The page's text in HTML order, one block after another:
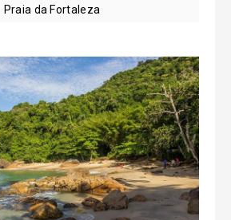
Praia da Fortaleza